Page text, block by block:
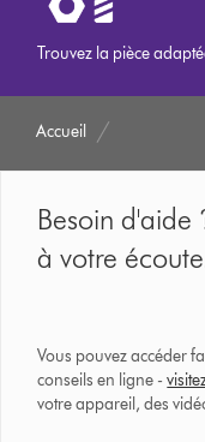
Trouvez la pièce
Accueil
Besoin d'aide
à votre
Vous pouvez accéder
conseils en ligne -
votre appareil, des